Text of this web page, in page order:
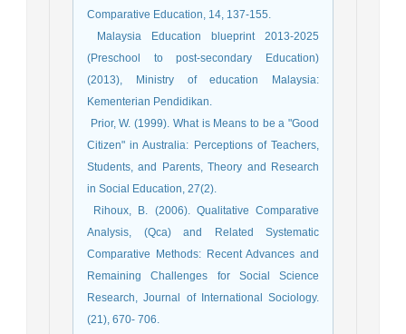
Comparative Education, 14, 137-155.
­ Malaysia Education blueprint 2013-2025
(Preschool to post-secondary Education)
(2013), Ministry of education Malaysia:
Kementerian Pendidikan.
­ Prior, W. (1999). What is Means to be a "Good
Citizen" in Australia: Perceptions of Teachers,
Students, and Parents, Theory and Research
in Social Education, 27(2).
­ Rihoux, B. (2006). Qualitative Comparative
Analysis, (Qca) and Related Systematic
Comparative Methods: Recent Advances and
Remaining Challenges for Social Science
Research, Journal of International Sociology.
(21), 670- 706.